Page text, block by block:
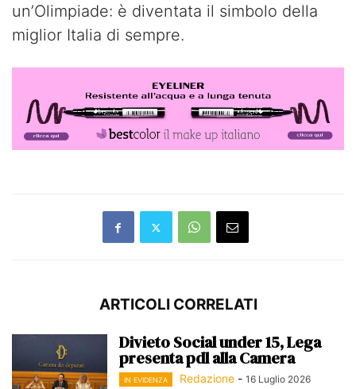
un’Olimpiade: è diventata il simbolo della
miglior Italia di sempre.
ARTICOLI CORRELATI
Divieto Social under 15, Lega
presenta pdl alla Camera
IN EVIDENZA Redazione - 16 Luglio 2026